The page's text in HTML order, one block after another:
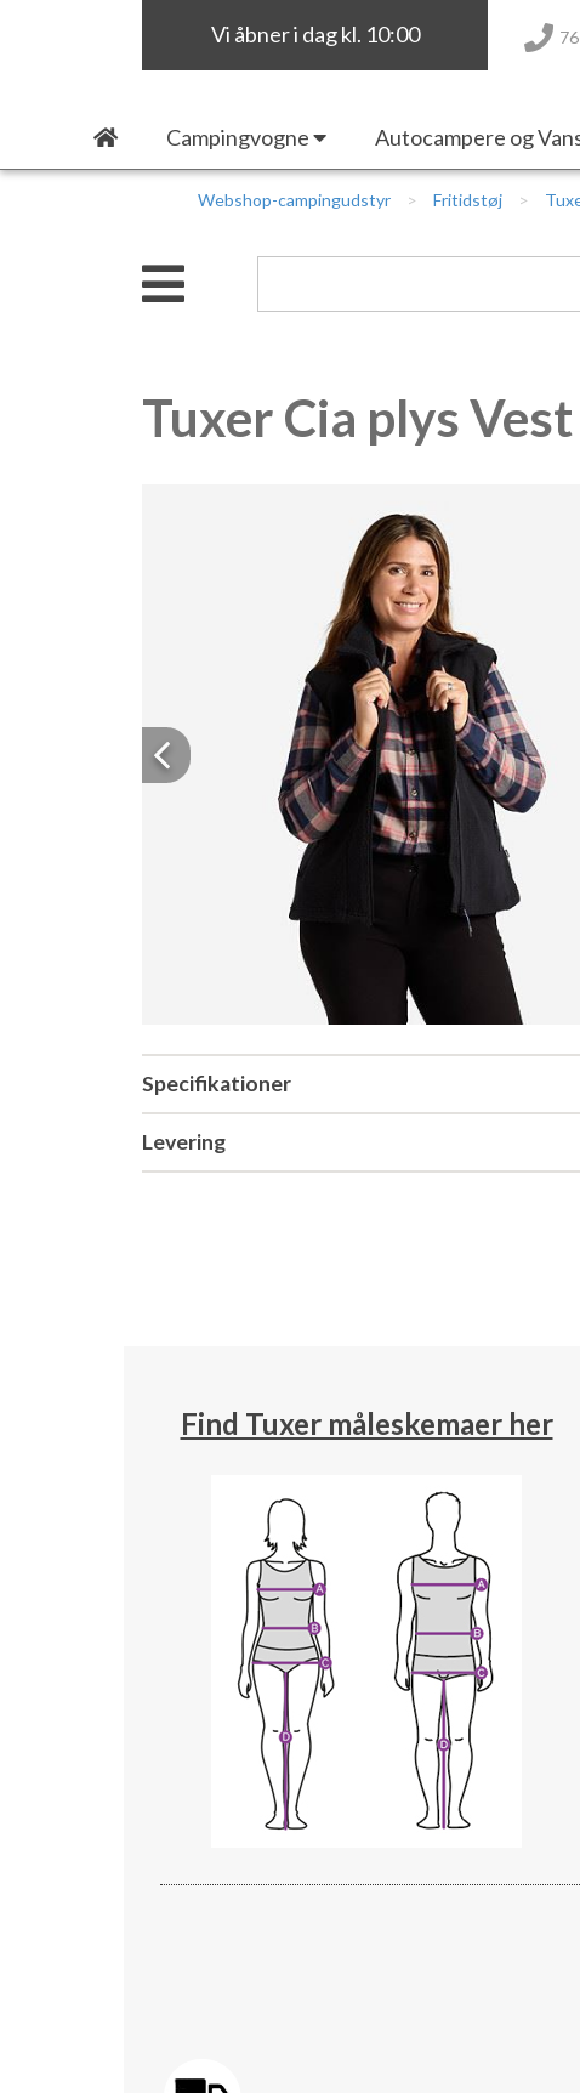
Vi åbner i dag kl. 10:00
Campingvogne Autocampere og
Webshop-campingudstyr Fritidstøj
Tuxer Cia plys
Previous
Specifikationer
Levering
Find Tuxer måleskemaer her